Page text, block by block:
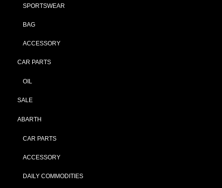
SPORTSWEAR
BAG
ACCESSORY
CAR PARTS
OIL
SALE
ABARTH
CAR PARTS
ACCESSORY
DAILY COMMODITIES